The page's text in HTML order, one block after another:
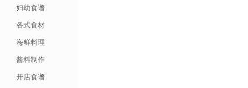
妇幼食谱
各式食材
海鲜料理
酱料制作
开店食谱